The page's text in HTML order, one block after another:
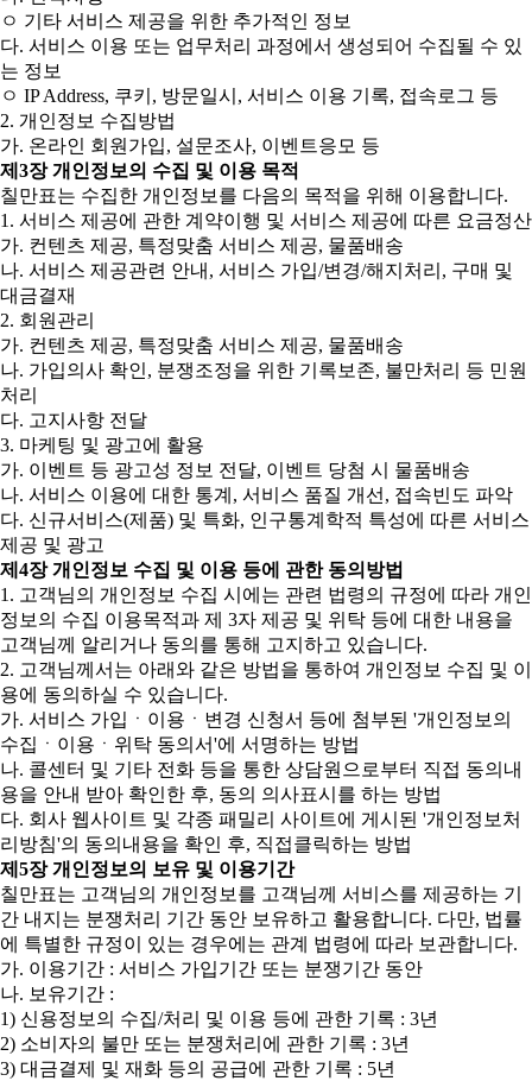
ㅇ 기타 서비스 제공을 위한 추가적인 정보
다. 서비스 이용 또는 업무처리 과정에서 생성되어 수집될 수 있
는 정보
ㅇ IP Address, 쿠키, 방문일시, 서비스 이용 기록, 접속로그 등
2. 개인정보 수집방법
가. 온라인 회원가입, 설문조사, 이벤트응모 등
제3장 개인정보의 수집 및 이용 목적
칠만표는 수집한 개인정보를 다음의 목적을 위해 이용합니다.
1. 서비스 제공에 관한 계약이행 및 서비스 제공에 따른 요금정산
가. 컨텐츠 제공, 특정맞춤 서비스 제공, 물품배송
나. 서비스 제공관련 안내, 서비스 가입/변경/해지처리, 구매 및
대금결재
2. 회원관리
가. 컨텐츠 제공, 특정맞춤 서비스 제공, 물품배송
나. 가입의사 확인, 분쟁조정을 위한 기록보존, 불만처리 등 민원
처리
다. 고지사항 전달
3. 마케팅 및 광고에 활용
가. 이벤트 등 광고성 정보 전달, 이벤트 당첨 시 물품배송
나. 서비스 이용에 대한 통계, 서비스 품질 개선, 접속빈도 파악
다. 신규서비스(제품) 및 특화, 인구통계학적 특성에 따른 서비스
제공 및 광고
제4장 개인정보 수집 및 이용 등에 관한 동의방법
1. 고객님의 개인정보 수집 시에는 관련 법령의 규정에 따라 개인
정보의 수집 이용목적과 제 3자 제공 및 위탁 등에 대한 내용을
고객님께 알리거나 동의를 통해 고지하고 있습니다.
2. 고객님께서는 아래와 같은 방법을 통하여 개인정보 수집 및 이
용에 동의하실 수 있습니다.
가. 서비스 가입ㆍ이용ㆍ변경 신청서 등에 첨부된 '개인정보의
수집ㆍ이용ㆍ위탁 동의서'에 서명하는 방법
나. 콜센터 및 기타 전화 등을 통한 상담원으로부터 직접 동의내
용을 안내 받아 확인한 후, 동의 의사표시를 하는 방법
다. 회사 웹사이트 및 각종 패밀리 사이트에 게시된 '개인정보처
리방침'의 동의내용을 확인 후, 직접클릭하는 방법
제5장 개인정보의 보유 및 이용기간
칠만표는 고객님의 개인정보를 고객님께 서비스를 제공하는 기
간 내지는 분쟁처리 기간 동안 보유하고 활용합니다. 다만, 법률
에 특별한 규정이 있는 경우에는 관계 법령에 따라 보관합니다.
가. 이용기간 : 서비스 가입기간 또는 분쟁기간 동안
나. 보유기간 :
1) 신용정보의 수집/처리 및 이용 등에 관한 기록 : 3년
2) 소비자의 불만 또는 분쟁처리에 관한 기록 : 3년
3) 대금결제 및 재화 등의 공급에 관한 기록 : 5년